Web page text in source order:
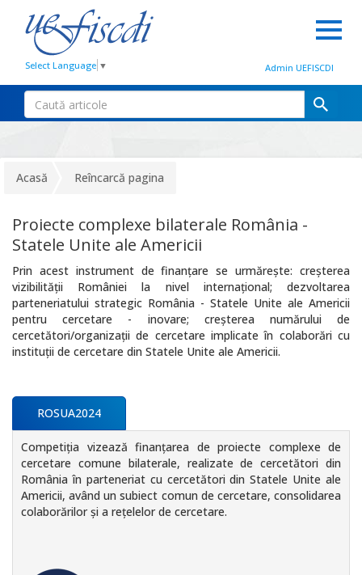
Select Language ▼ Admin UEFISCDI
Acasă Reîncarcă pagina
Proiecte complexe bilaterale România -
Statele Unite ale Americii
Prin acest instrument de finanțare se urmărește: creșterea
vizibilității României la nivel internațional; dezvoltarea
parteneriatului strategic România - Statele Unite ale Americii
pentru cercetare - inovare; creșterea numărului de
cercetători/organizații de cercetare implicate în colaborări cu
instituții de cercetare din Statele Unite ale Americii.
ROSUA2024
Competiția vizează finanțarea de proiecte complexe de
cercetare comune bilaterale, realizate de cercetători din
România în parteneriat cu cercetători din Statele Unite ale
Americii, având un subiect comun de cercetare, consolidarea
colaborărilor și a rețelelor de cercetare.